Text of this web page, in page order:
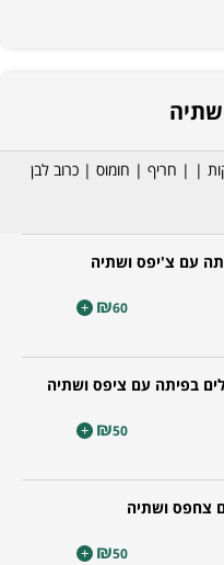
| | חריף | חומוס | כרוב לבן
עם צ'יפס ושתיה
₪60
+
בפיתה עם ציפס ושתיה
₪50
+
צחפס ושתיה
₪50
+